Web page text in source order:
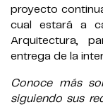
proyecto
cual estará a
Arquitectura,
entrega de la
Conoce más
siguiendo sus